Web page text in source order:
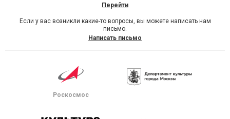
Перейти
Если у вас возникли какие-то вопросы, вы можете написать нам
письмо.
Написать письмо
Роскосмос